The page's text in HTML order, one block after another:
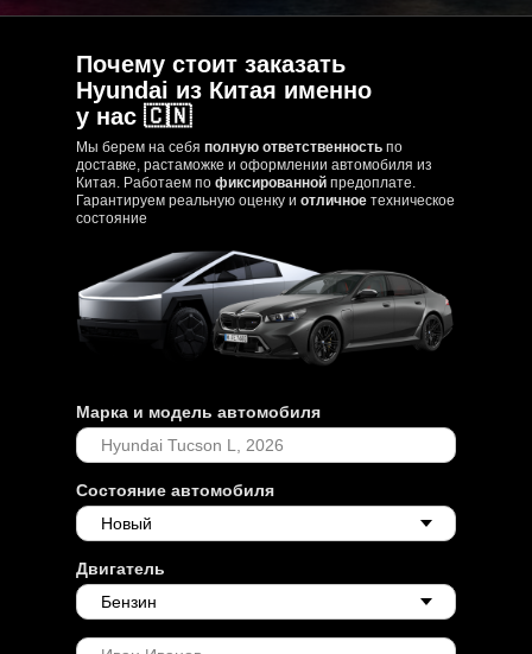
Почему стоит заказать
Hyundai из Китая именно
у нас 🇨🇳
Мы берем на себя полную ответственность по
доставке, растаможке и оформлении автомобиля из
Китая. Работаем по фиксированной предоплате.
Гарантируем реальную оценку и отличное техническое
состояние
Марка и модель автомобиля
Состояние автомобиля
Двигатель